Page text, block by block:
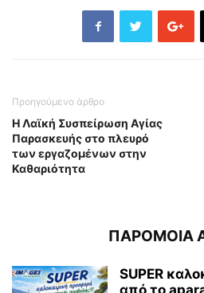
Προηγούμενο άρθρο
Η Λαϊκή Συσπείρωση Αγίας
Παρασκευής στο πλευρό
των εργαζομένων στην
Καθαριότητα
ΠΑΡΟΜΟΙΑ
SUPER
από το